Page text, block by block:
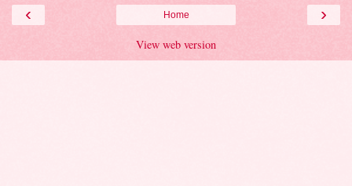
‹ ›
Home
View web version